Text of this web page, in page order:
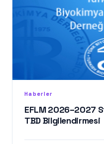
Haberler
EFLM 2026–2027
TBD Bilgilendirmesi